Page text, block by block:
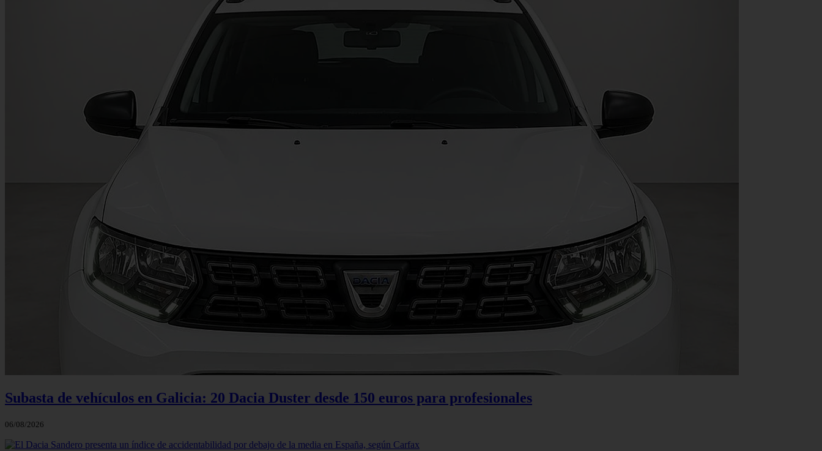
Subasta de vehículos en Galicia: 20 Dacia Duster desde 150 euros para profesionales
06/08/2026